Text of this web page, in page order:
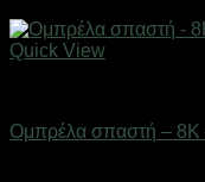
Quick View
Ομπρέλα σπαστή – 8K